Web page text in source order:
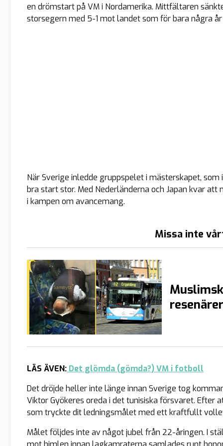
en drömstart på VM i Nordamerika. Mittfältaren
storsegern med 5-1 mot landet som för bara några
När Sverige inledde gruppspelet i mästerskapet, som
bra start stor. Med Nederländerna och Japan kvar
i kampen om avancemang.
Missa inte
LÄS ÄVEN: Det glömda (gömda?) VM i fotboll
Det dröjde heller inte länge innan Sverige tog
Viktor Gyökeres oreda i det tunisiska försvaret.
som tryckte dit ledningsmålet med ett kraftfullt
Målet följdes inte av något jubel från 22-åringen. I